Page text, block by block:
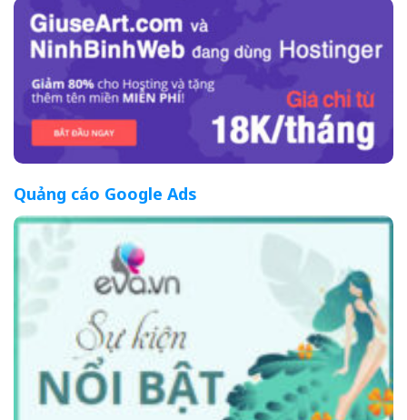
Quảng cáo Google Ads